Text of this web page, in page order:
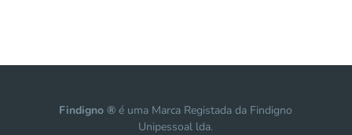
Findigno ® é uma Marca Registada da Findigno
Unipessoal lda.